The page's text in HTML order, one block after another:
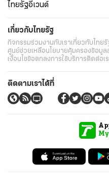
ไทยรัฐอีเวนต์
เกี่ยวกับไทยรัฐ
กิจกรรมร่วมงานกับเราเกี่ยวกับไทยรั
ศูนย์ช่วยเหลือนโยบายคุ้มครองข้อมู
เงื่อนไขข้อตกลงการใช้บริการติดต่อเ
ติดตามเราได้ที่